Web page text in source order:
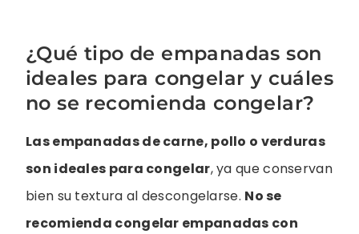
¿Qué tipo de empanadas son
ideales para congelar y cuáles
no se recomienda congelar?
Las empanadas de carne, pollo o verduras
son ideales para congelar, ya que conservan
bien su textura al descongelarse. No se
recomienda congelar empanadas con